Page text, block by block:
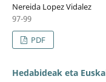
Nereida Lopez Vidalez
97-99
PDF
Hedabideak eta